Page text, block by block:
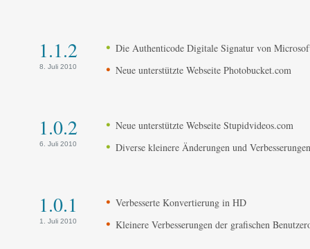
1.1.2
8. Juli 2010
Die Authenticode Digitale Signatur von
Neue unterstützte Webseite Photobucket.com
1.0.2
6. Juli 2010
Neue unterstützte Webseite Stupidvideos.com
Diverse kleinere Änderungen und Verbesserungen
1.0.1
1. Juli 2010
Verbesserte Konvertierung in HD
Kleinere Verbesserungen der grafischen